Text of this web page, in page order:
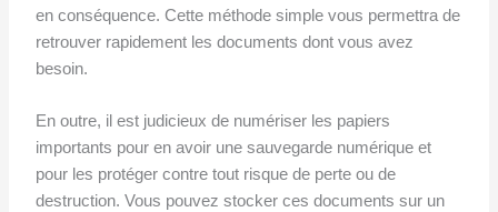
en conséquence. Cette méthode simple vous permettra de
retrouver rapidement les documents dont vous avez
besoin.
En outre, il est judicieux de numériser les papiers
importants pour en avoir une sauvegarde numérique et
pour les protéger contre tout risque de perte ou de
destruction. Vous pouvez stocker ces documents sur un